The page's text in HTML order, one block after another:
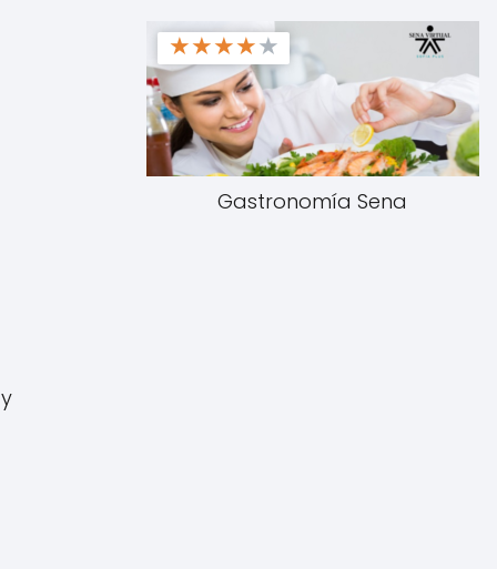
★★★★★
Gastronomía Sena